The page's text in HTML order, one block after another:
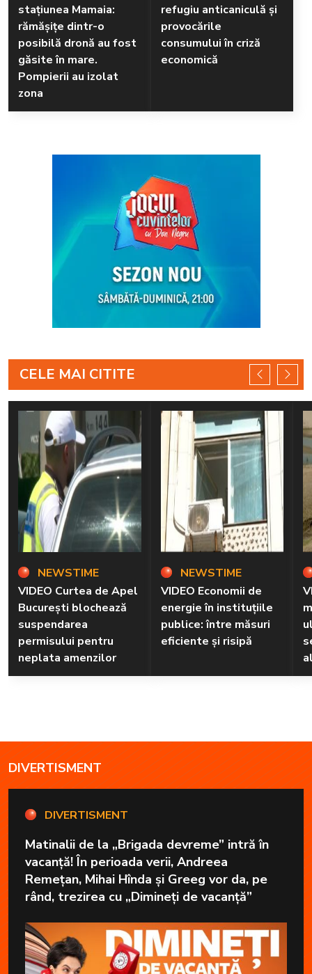
stațiunea Mamaia:
rămăşiţe dintr-o
posibilă dronă au fost
găsite în mare.
Pompierii au izolat
zona
refugiu anticaniculă și
provocările
consumului în criză
economică
CELE MAI CITITE
NEWSTIME
VIDEO Curtea de Apel
București blochează
suspendarea
permisului pentru
neplata amenzilor
NEWSTIME
VIDEO Economii de
energie în instituțiile
publice: între măsuri
eficiente și risipă
DIVERTISMENT
DIVERTISMENT
Matinalii de la „Brigada devreme” intră în
vacanță! În perioada verii, Andreea
Remețan, Mihai Hînda și Greeg vor da, pe
rând, trezirea cu „Dimineți de vacanță”